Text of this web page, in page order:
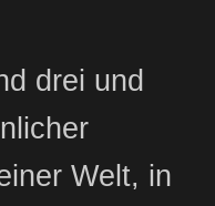
drei und
Welt, in